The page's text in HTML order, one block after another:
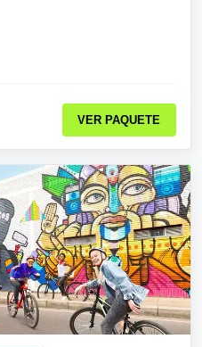
VER PAQUETE